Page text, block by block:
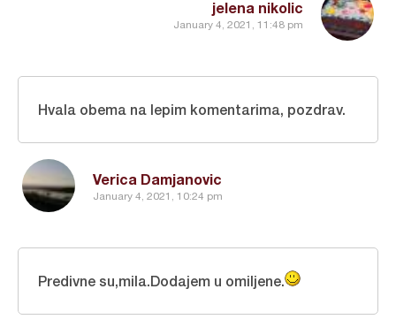
jelena nikolic
January 4, 2021, 11:48 pm
Verica Damjanovic
January 4, 2021, 10:24 pm
Hvala obema na lepim komentarima, pozdrav.
Predivne su,mila.Dodajem u omiljene.